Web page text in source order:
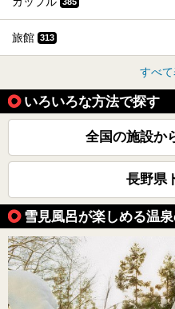
旅館 313
すべ
いろいろな方法で探す
全国の施設か
長野県
雪見風呂が楽しめる温